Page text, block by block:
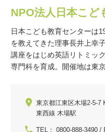
NPO法人日本こど
日本こども教育センターは
を教えてきた理事長井上幸
講座をはじめ英語リトミッ
専門科を育成。開催地は東京
東京都江東区木場2-5-7
東西線 木場駅
TEL： 0800-888-3490 /